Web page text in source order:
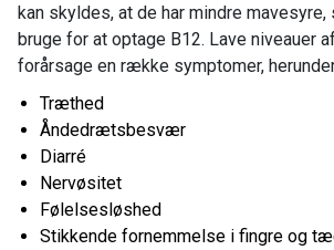
kan skyldes, at de har mindre
bruge for at optage B12. Lave niveauer
forårsage en række symptomer,
Træthed
Åndedrætsbesvær
Diarré
Nervøsitet
Følelsesløshed
Stikkende fornemmelse i fingre og